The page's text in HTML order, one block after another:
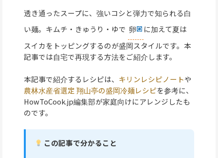
透き通ったスープに、強いコシと弾力で知られる白
い麺。キムチ・きゅうり・ゆで 卵
に加えて夏は
スイカをトッピングするのが盛岡スタイルです。本
記事では自宅で再現する方法をご紹介します。
本記事で紹介するレシピは、 キリンレシピノートや
農林水産省選定 翔山亭の盛岡冷麺レシピを参考に、
HowToCook.jp編集部が家庭向けにアレンジしたも
のです。
この記事で分かること